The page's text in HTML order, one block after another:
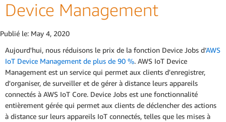
Device Management
Publié le: May 4, 2020
Aujourd'hui, nous réduisons le prix de la fonction Device Jobs d’AWS
IoT Device Management de plus de 90 %. AWS IoT Device
Management est un service qui permet aux clients d'enregistrer,
d'organiser, de surveiller et de gérer à distance leurs appareils
connectés à AWS IoT Core. Device Jobs est une fonctionnalité
entièrement gérée qui permet aux clients de déclencher des actions
à distance sur leurs appareils IoT connectés, telles que les mises à